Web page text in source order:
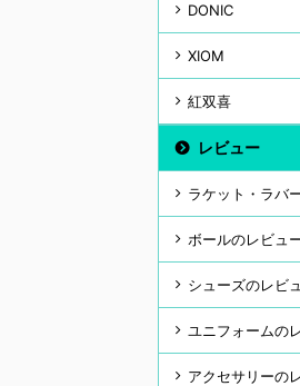
DONIC
XIOM
紅双喜
レビュー
ラケット・ラバ
ボールのレビュ
シューズのレビ
ユニフォームの
アクセサリーの